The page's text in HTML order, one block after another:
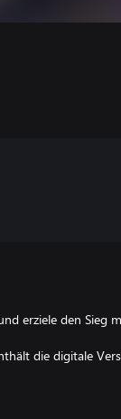
erziele den Sieg
die digitale